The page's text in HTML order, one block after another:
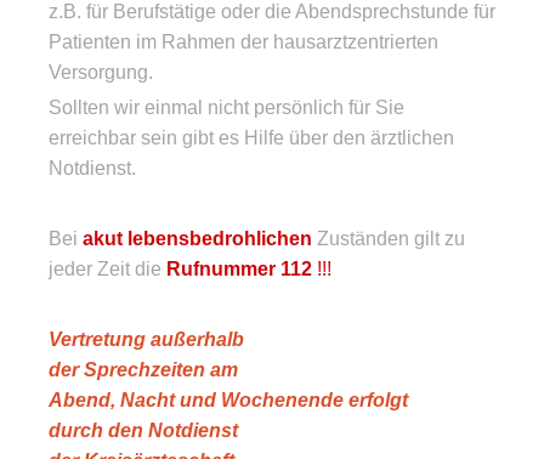
z.B. für Berufstätige oder die Abendsprechstunde für
Patienten im Rahmen der hausarztzentrierten
Versorgung.
Sollten wir einmal nicht persönlich für Sie
erreichbar sein gibt es Hilfe über den ärztlichen
Notdienst.
Bei akut lebensbedrohlichen Zuständen gilt zu
jeder Zeit die Rufnummer 112 !!!
Vertretung außerhalb
der Sprechzeiten am
Abend, Nacht und Wochenende erfolgt
durch den Notdienst